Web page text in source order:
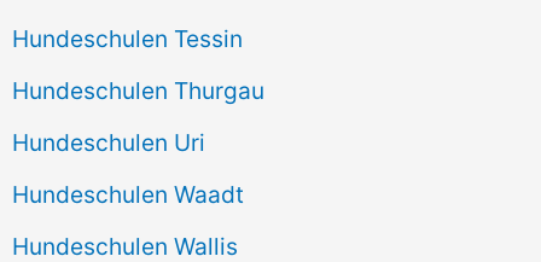
Hundeschulen Tessin
Hundeschulen Thurgau
Hundeschulen Uri
Hundeschulen Waadt
Hundeschulen Wallis